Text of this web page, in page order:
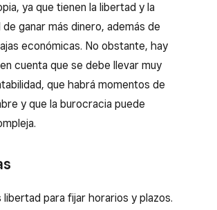
ya que tienen la libertad y la
de ganar más dinero, además de
económicas. No obstante, hay
cuenta que se debe llevar muy
que habrá momentos de
y que la burocracia puede
libertad para fijar horarios y plazos.